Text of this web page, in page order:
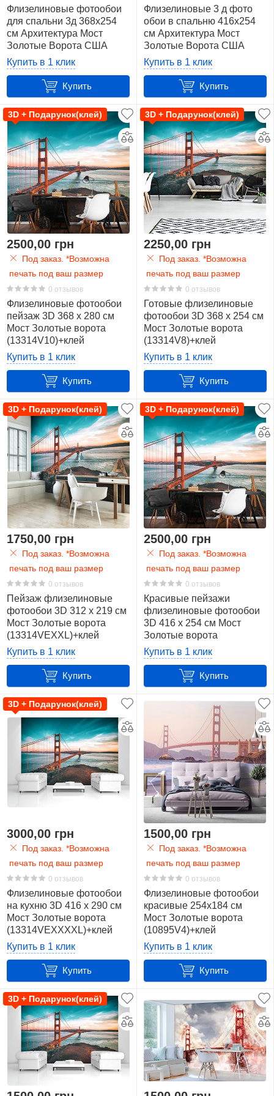
см.
м2)
2
416
x
254
см.
(10,6
м2)
Производитель
Показать
все
49
Consalnet
(Польша)
48
Wizard
Genius
(Швейцария)
Материал
Плотная
бумага
(BlueBack)
Флизелин
(Vlies)
47
Рисунок
Арт
Архитектура
Город
Море
27
Небо
4
Ночной
город
Флизелиновые фотообои
для спальни 3д 368х254
см Архитектура Мост
Золотые Ворота США
(154V8)+клей
Купить в 1 клик
Купить
Флизелиновые 3 д фото
обои в спальню 416x254
см Архитектура Мост
Золотые Ворота США
(154VEXXXL)+клей
Купить в 1 клик
Купить
3D + Подарунок(клей)
2500,00 грн
Под заказ. *Возможна
печать под ваш размер
0 отзывов
Флизелиновые фотообои
пейзаж 3D 368 x 280 см
Мост Золотые ворота
(13314V10)+клей
Купить в 1 клик
Купить
3D + Подарунок(клей)
2250,00 грн
Под заказ. *Возможна
печать под ваш размер
0 отзывов
Готовые флизелиновые
фотообои 3D 368 x 254 см
Мост Золотые ворота
(13314V8)+клей
Купить в 1 клик
Купить
3D + Подарунок(клей)
1750,00 грн
Под заказ. *Возможна
печать под ваш размер
0 отзывов
Пейзаж флизелиновые
фотообои 3D 312 x 219 см
Мост Золотые ворота
(13314VEXXL)+клей
Купить в 1 клик
Купить
3D + Подарунок(клей)
2500,00 грн
Под заказ. *Возможна
печать под ваш размер
0 отзывов
Красивые пейзажи
флизелиновые фотообои
3D 416 x 254 см Мост
Золотые ворота
(13314VEXXXL)+клей
Купить в 1 клик
Купить
3D + Подарунок(клей)
3000,00 грн
Под заказ. *Возможна
печать под ваш размер
0 отзывов
Флизелиновые фотообои
на кухню 3D 416 x 290 см
Мост Золотые ворота
(13314VEXXXXL)+клей
Купить в 1 клик
Купить
1500,00 грн
Под заказ. *Возможна
печать под ваш размер
0 отзывов
Флизелиновые фотообои
красивые 254x184 см
Мост Золотые ворота
(10895V4)+клей
Купить в 1 клик
Купить
3D + Подарунок(клей)